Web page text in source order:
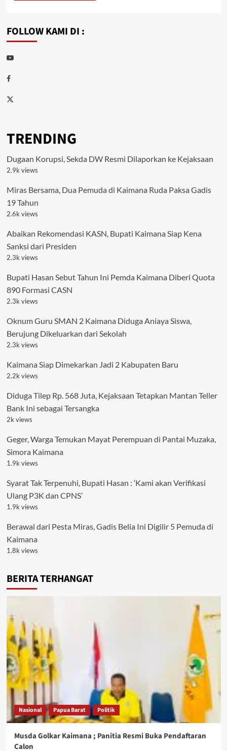
FOLLOW KAMI DI :
Youtube
Facebook
Twitter
TRENDING
Dugaan Korupsi, Sekda DW Resmi Dilaporkan ke Kejaksaan
2.9k views
Miras Bersama, Dua Pemuda di Kaimana Ruda Paksa Gadis
19 Tahun
2.6k views
Abaikan Rekomendasi KASN, Bupati Kaimana Siap Kena
Sanksi dari Presiden
2.3k views
Bupati Hasan Sebut Tahun Ini Pemda Kaimana Diberi Quota
890 Formasi CASN
2.3k views
Oknum Guru SMAN 2 Kaimana Diduga Aniaya Siswa,
Berujung Dikeluarkan dari Sekolah
2.3k views
Kaimana Siap Dimekarkan Jadi 2 Kabupaten Baru
2.2k views
Diduga Tilep Rp. 568 Juta, Kejaksaan Tetapkan Mantan Teller
Bank Ini sebagai Tersangka
2k views
Geger, Warga Temukan Mayat Perempuan di Pantai Muzaka,
Simora Kaimana
1.9k views
Syarat Tak Terpenuhi, Bupati Hasan : ‘Kami akan Verifikasi
Ulang P3K dan CPNS’
1.9k views
Berawal dari Pesta Miras, Gadis Belia Ini Digilir 5 Pemuda di
Kaimana
1.8k views
BERITA TERHANGAT
Nasional Papua Barat Politik
Musda Golkar Kaimana ; Panitia Resmi Buka Pendaftaran
Calon